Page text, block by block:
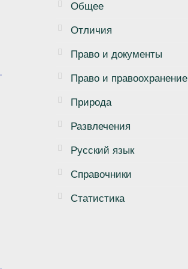
Общее
Отличия
Право и документы
Право и правоохранение
Природа
Развлечения
Русский язык
Справочники
Статистика